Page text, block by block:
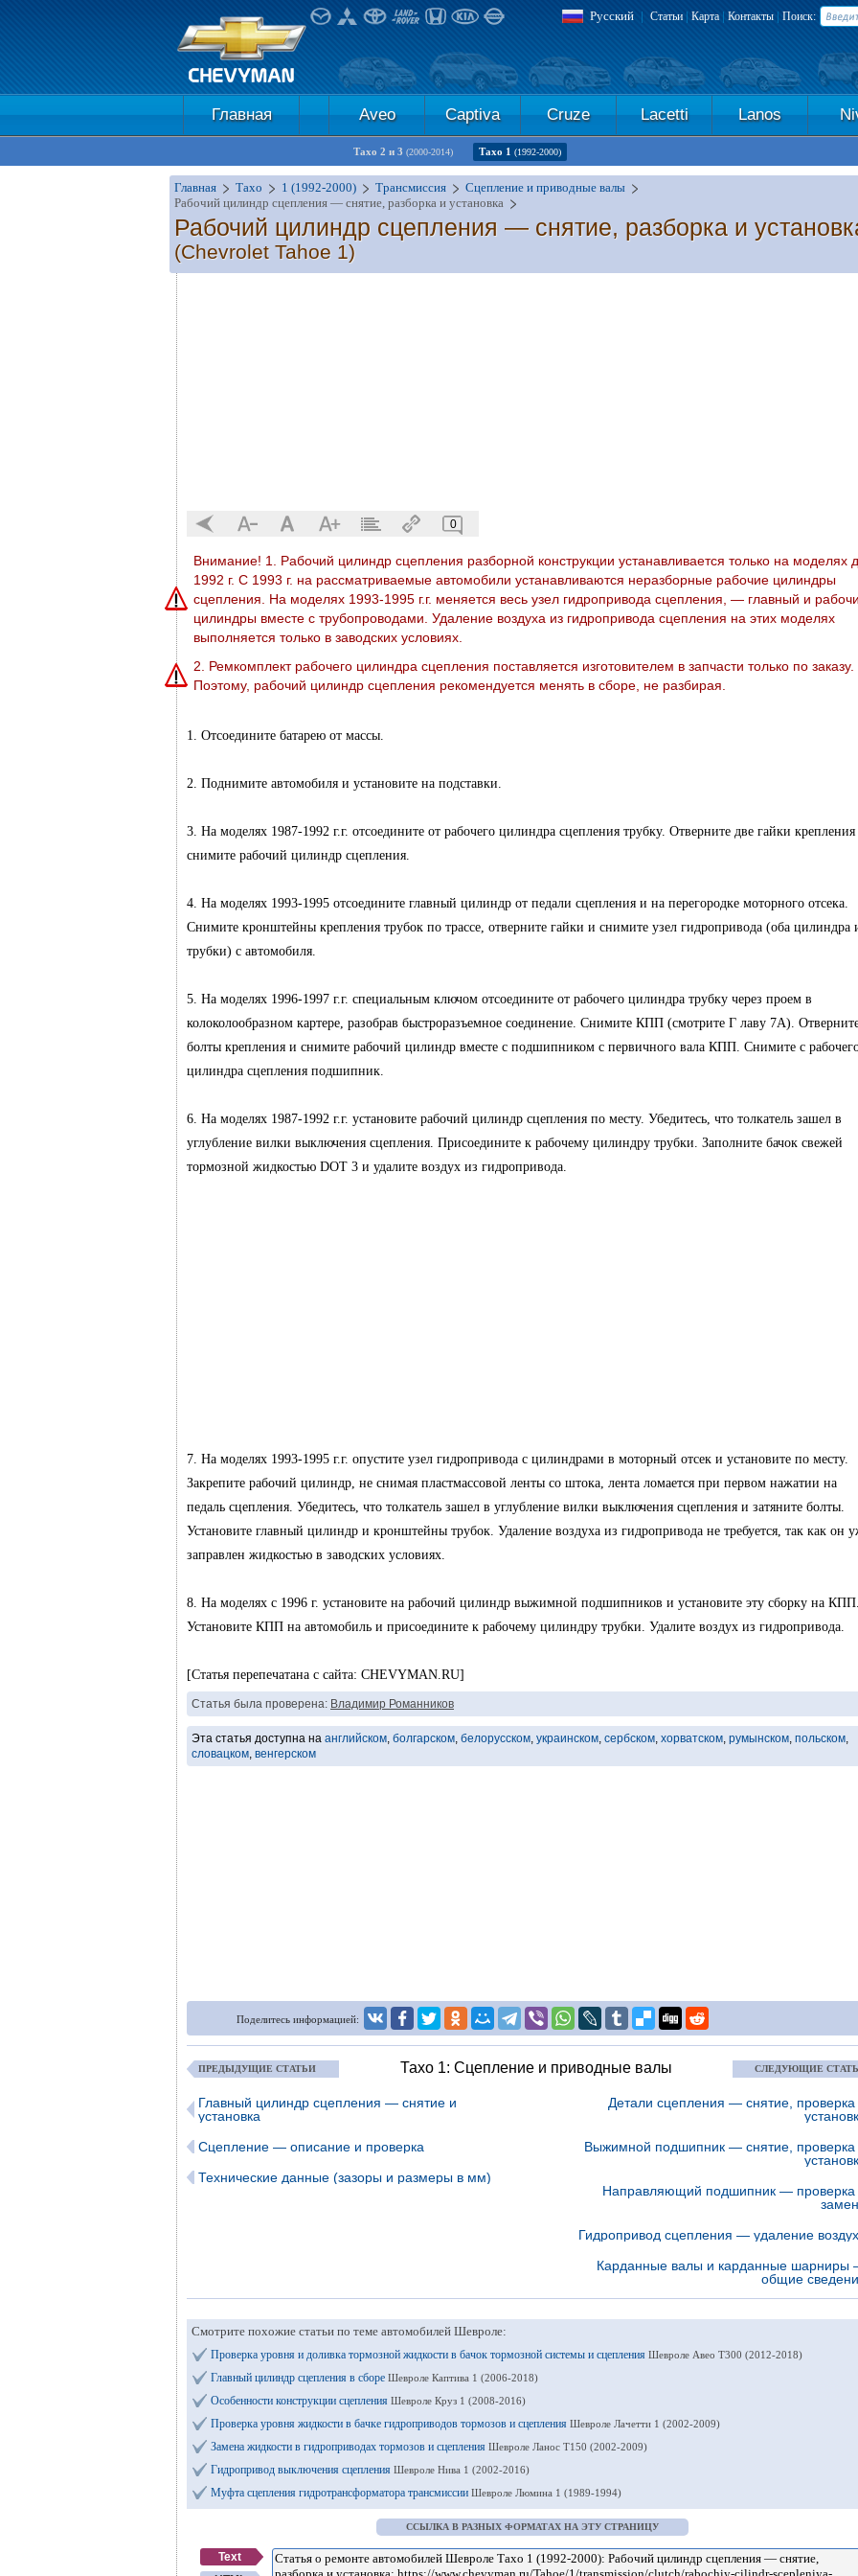
Русский | Статьи | Карта| Контакты | Поиск:
Главная Aveo Captiva Cruze Lacetti Lanos
Тахо 2 и 3 (2000-2014) Тахо 1 (1992-2000)
Главная Тахо 1 (1992-2000) Трансмиссия
Сцепление и приводные валы
Рабочий цилиндр сцепления — снятие, разборка и установка
Рабочий цилиндр сцепления — снятие, разборка и
(Chevrolet Tahoe 1)
0
Внимание! 1. Рабочий цилиндр сцепления разборной конструкции устанавливается только на моделях
1992 г. С 1993 г. на рассматриваемые автомобили устанавливаются неразборные рабочие цилиндры
сцепления. На моделях 1993-1995 г.г. меняется весь узел гидропривода сцепления, — главный и
цилиндры вместе с трубопроводами. Удаление воздуха из гидропривода сцепления на этих моделях
выполняется только в заводских условиях.
2. Ремкомплект рабочего цилиндра сцепления поставляется изготовителем в запчасти только по заказу.
Поэтому, рабочий цилиндр сцепления рекомендуется менять в сборе, не разбирая.
1. Отсоедините батарею от массы.
2. Поднимите автомобиля и установите на подставки.
3. На моделях 1987-1992 г.г. отсоедините от рабочего цилиндра сцепления трубку. Отверните две гайки
снимите рабочий цилиндр сцепления.
4. На моделях 1993-1995 отсоедините главный цилиндр от педали сцепления и на перегородке моторного отсека.
Снимите кронштейны крепления трубок по трассе, отверните гайки и снимите узел гидропривода (оба цилиндра
трубки) с автомобиля.
5. На моделях 1996-1997 г.г. специальным ключом отсоедините от рабочего цилиндра трубку через проем в
колоколообразном картере, разобрав быстроразъемное соединение. Снимите КПП (смотрите Г лаву 7А).
болты крепления и снимите рабочий цилиндр вместе с подшипником с первичного вала КПП. Снимите с
цилиндра сцепления подшипник.
6. На моделях 1987-1992 г.г. установите рабочий цилиндр сцепления по месту. Убедитесь, что толкатель зашел в
углубление вилки выключения сцепления. Присоедините к рабочему цилиндру трубки. Заполните бачок свежей
тормозной жидкостью DOT 3 и удалите воздух из гидропривода.
7. На моделях 1993-1995 г.г. опустите узел гидропривода с цилиндрами в моторный отсек и установите по месту.
Закрепите рабочий цилиндр, не снимая пластмассовой ленты со штока, лента ломается при первом нажатии на
педаль сцепления. Убедитесь, что толкатель зашел в углубление вилки выключения сцепления и затяните болты.
Установите главный цилиндр и кронштейны трубок. Удаление воздуха из гидропривода не требуется, так как он
заправлен жидкостью в заводских условиях.
8. На моделях с 1996 г. установите на рабочий цилиндр выжимной подшипников и установите эту сборку на
Установите КПП на автомобиль и присоедините к рабочему цилиндру трубки. Удалите воздух из гидропривода.
[Статья перепечатана с сайта: CHEVYMAN.RU]
Статья была проверена: Владимир Романников
Эта статья доступна на английском, болгарском, белорусском, украинском, сербском, хорватском, румынском, польском,
словацком, венгерском
Поделитесь информацией:
ПРЕДЫДУЩИЕ СТАТЬИ Тахо 1: Сцепление и приводные валы СЛЕДУЮЩИЕ
Главный цилиндр сцепления — снятие и
установка
Сцепление — описание и проверка
Технические данные (зазоры и размеры в мм)
Детали сцепления — снятие, проверка
Выжимной подшипник — снятие, проверка
Направляющий подшипник — проверка
Гидропривод сцепления — удаление
Карданные валы и карданные шарниры
общие
Смотрите похожие статьи по теме автомобилей Шевроле:
Проверка уровня и доливка тормозной жидкости в бачок тормозной системы и сцепления Шевроле Авео Т300 (2012-2018)
Главный цилиндр сцепления в сборе Шевроле Каптива 1 (2006-2018)
Особенности конструкции сцепления Шевроле Круз 1 (2008-2016)
Проверка уровня жидкости в бачке гидроприводов тормозов и сцепления Шевроле Лачетти 1 (2002-2009)
Замена жидкости в гидроприводах тормозов и сцепления Шевроле Ланос Т150 (2002-2009)
Гидропривод выключения сцепления Шевроле Нива 1 (2002-2016)
Муфта сцепления гидротрансформатора трансмиссии Шевроле Люмина 1 (1989-1994)
ССЫЛКА В РАЗНЫХ ФОРМАТАХ НА ЭТУ СТРАНИЦУ
Text